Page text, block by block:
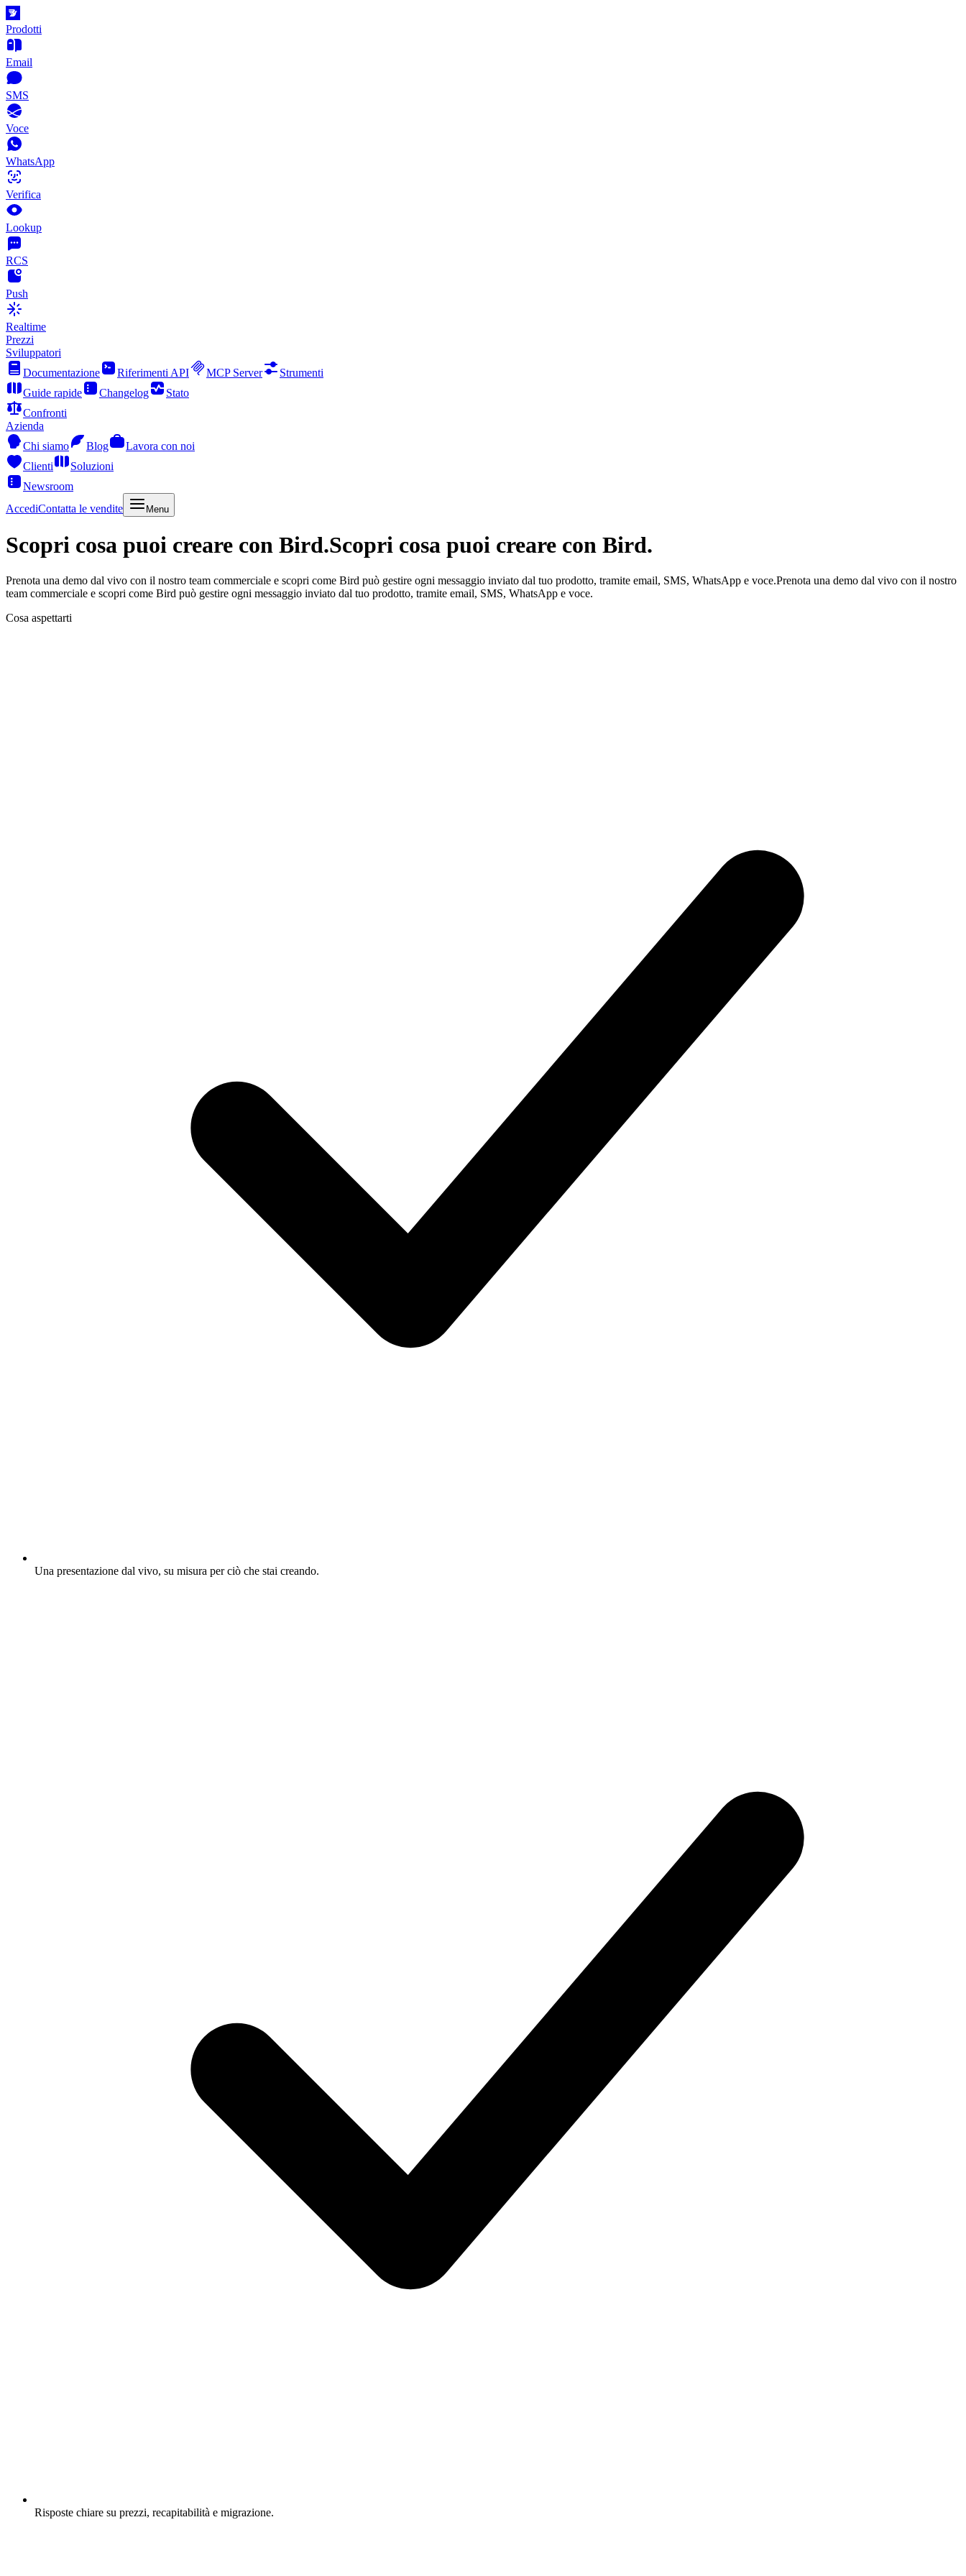
Prodotti
Email
SMS
Voce
WhatsApp
Verifica
Lookup
RCS
Push
Realtime
Prezzi
Sviluppatori
Documentazione
Riferimenti API MCP Server
Strumenti
Guide rapide
Changelog
Stato
Confronti
Azienda
Chi siamo
Blog
Lavora con noi
Clienti
Soluzioni
Newsroom
AccediContatta le vendite Menu
Scopri cosa puoi creare con Bird.Scopri cosa puoi creare con Bird.
Prenota una demo dal vivo con il nostro team commerciale e scopri come Bird può gestire ogni messaggio inviato dal tuo prodotto, tramite email, SMS, WhatsApp e voce.Prenota una demo dal vivo con il nostro
team commerciale e scopri come Bird può gestire ogni messaggio inviato dal tuo prodotto, tramite email, SMS, WhatsApp e voce.
Cosa aspettarti
Una presentazione dal vivo, su misura per ciò che stai creando.
Risposte chiare su prezzi, recapitabilità e migrazione.